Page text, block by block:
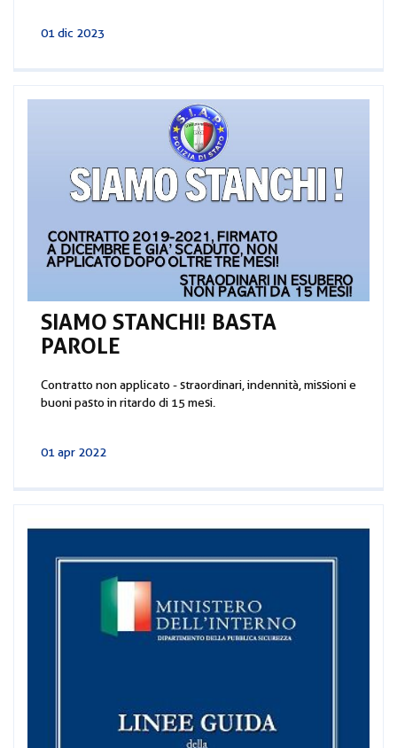
01 dic 2023
SIAMO STANCHI! BASTA
PAROLE
Contratto non applicato - straordinari, indennità, missioni e
buoni pasto in ritardo di 15 mesi.
01 apr 2022